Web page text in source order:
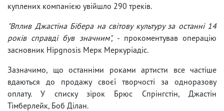
куплених компанією увійшло 290 треків.
"Вплив Джастіна Бібера на світову культуру за останні 14
років справді був значним",- прокоментував операцію
засновник Hipgnosis Мерк Меркуріадіс.
Зазначимо, що останніми роками артисти все частіше
вдаються до продажу своєї творчості за одноразову
оплату. У списку зірок Брюс Спрінгстін, Джастін
Тімберлейк, Боб Ділан.